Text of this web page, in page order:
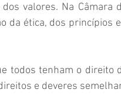
valores. Na Câmara
da ética, dos princípios
todos tenham o direito
e deveres